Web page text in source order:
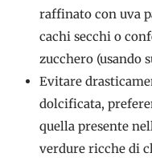
raffinato con uva
cachi secchi o
zucchero (usando
Evitare
dolcificata,
quella presente
verdure ricche di